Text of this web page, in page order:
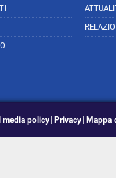
media policy Privacy Mappa